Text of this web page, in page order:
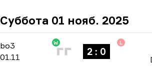
Суббота 01 нояб. 2025
bo3 -bo3
01.11
W
2 : 0
L